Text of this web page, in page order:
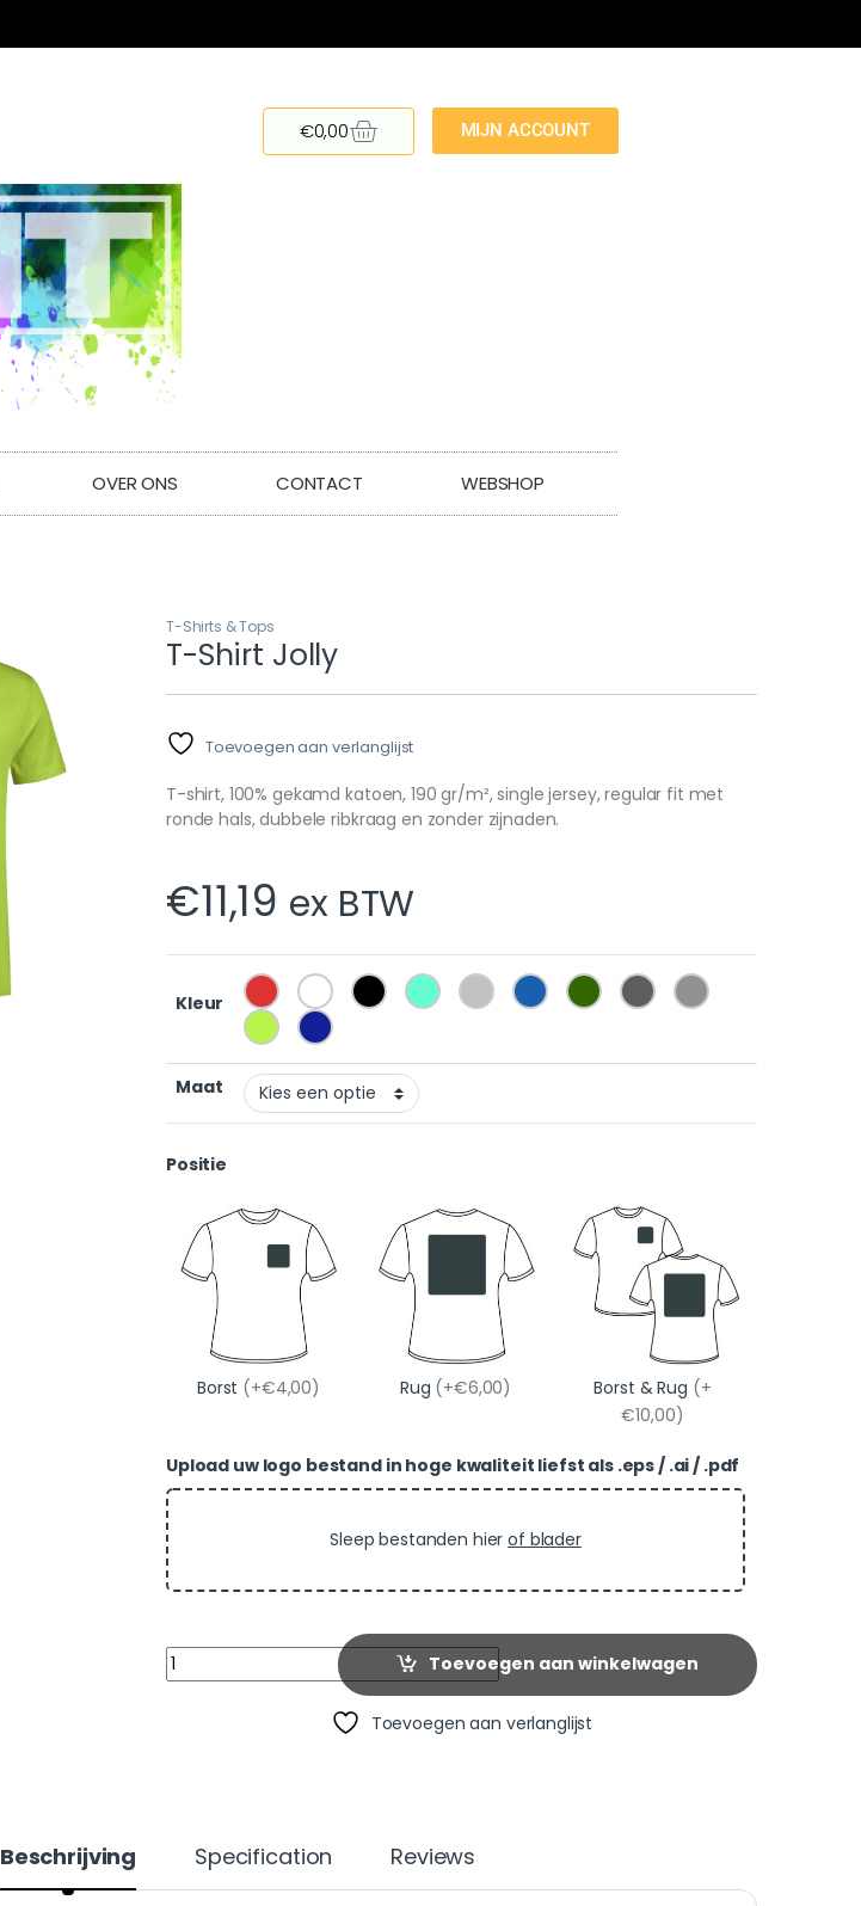
€0,00 MIJN ACCOUNT
OVER ONS CONTACT WEBSHOP
T-Shirts & Tops
T-Shirt Jolly
Toevoegen aan verlanglijst
T-shirt, 100% gekamd katoen, 190 gr/m², single jersey, regular fit met
ronde hals, dubbele ribkraag en zonder zijnaden.
€11,19 ex BTW
Kleur
Maat
Positie
Borst (+€4,00) Rug (+€6,00) Borst & Rug (+
€10,00)
Upload uw logo bestand in hoge kwaliteit liefst als .eps / .ai / .pdf
Sleep bestanden hierof blader
Quantity Toevoegen aan winkelwagen
Toevoegen aan verlanglijst
Beschrijving Specification Reviews